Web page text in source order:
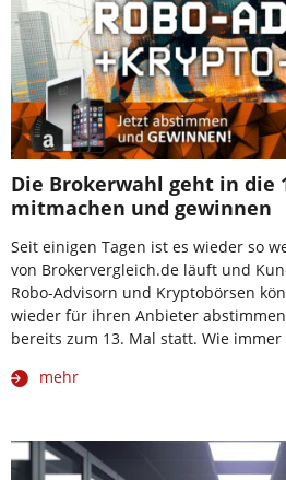
Die Brokerwahl geht in die
mitmachen und gewinnen
Seit einigen Tagen ist es wieder so
von Brokervergleich.de läuft und
Robo-Advisorn und Kryptobörsen
wieder für ihren Anbieter
bereits zum 13. Mal statt. Wie
mehr